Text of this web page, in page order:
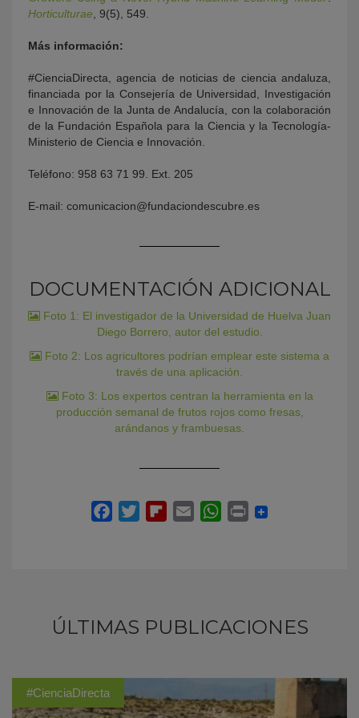
Horticulturae, 9(5), 549.
Más información:
#CienciaDirecta, agencia de noticias de ciencia andaluza,
financiada por la Consejería de Universidad, Investigación
e Innovación de la Junta de Andalucía, con la colaboración
de la Fundación Española para la Ciencia y la Tecnología-
Ministerio de Ciencia e Innovación.
Teléfono: 958 63 71 99. Ext. 205
E-mail: comunicacion@fundaciondescubre.es
DOCUMENTACIÓN ADICIONAL
Foto 1: El investigador de la Universidad de Huelva Juan
Diego Borrero, autor del estudio.
Foto 2: Los agricultores podrían emplear este sistema a
través de una aplicación.
Foto 3: Los expertos centran la herramienta en la
producción semanal de frutos rojos como fresas,
arándanos y frambuesas.
ÚLTIMAS PUBLICACIONES
#CienciaDirecta